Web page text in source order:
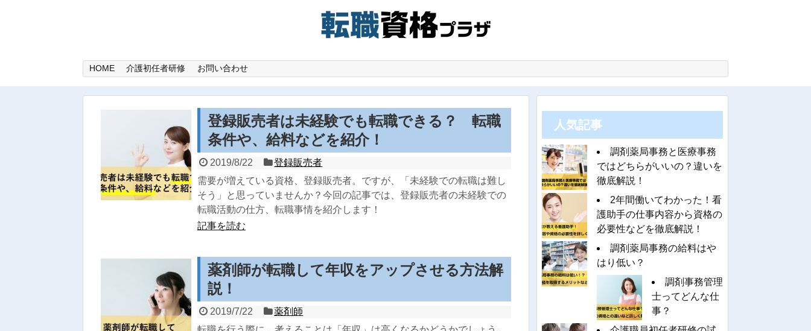
HOME 介護初任者研修 お問い合わせ
登録販売者は未経験でも転職できる？ 転職
条件や、給料などを紹介！
2019/8/22
登録販売者
需要が増えている資格、登録販売者。ですが、「未経験での転職は難し
そう」と思っていませんか？今回の記事では、登録販売者の未経験での
転職活動の仕方、転職事情を紹介します！
記事を読む
薬剤師が転職して年収をアップさせる方法解
説！
2019/7/22
薬剤師
人気記事
調剤薬局事務と医療事務
ではどちらがいいの？違いを
徹底解説！
2年間働いてわかった！看
護助手の仕事内容から資格の
必要性などを徹底解説！
調剤薬局事務の給料はや
はり低い？
調剤事務管理
士ってどんな仕
事？